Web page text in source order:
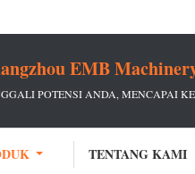
EMB
POTENSI ANDA, MENCAPAI
TENTANG KAMI